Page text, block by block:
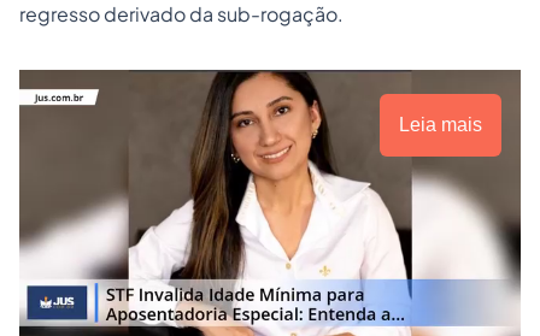
regresso derivado da sub-rogação.
Leia mais